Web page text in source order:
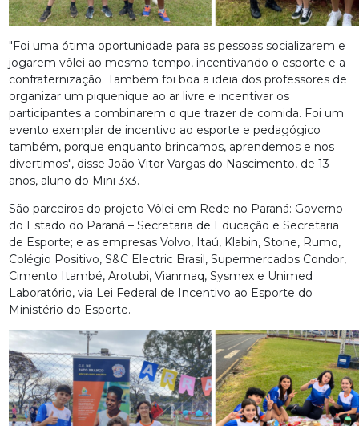
"Foi uma ótima oportunidade para as pessoas socializarem e
jogarem vôlei ao mesmo tempo, incentivando o esporte e a
confraternização. Também foi boa a ideia dos professores de
organizar um piquenique ao ar livre e incentivar os
participantes a combinarem o que trazer de comida. Foi um
evento exemplar de incentivo ao esporte e pedagógico
também, porque enquanto brincamos, aprendemos e nos
divertimos", disse João Vitor Vargas do Nascimento, de 13
anos, aluno do Mini 3x3.
São parceiros do projeto Vôlei em Rede no Paraná: Governo
do Estado do Paraná – Secretaria de Educação e Secretaria
de Esporte; e as empresas Volvo, Itaú, Klabin, Stone, Rumo,
Colégio Positivo, S&C Electric Brasil, Supermercados Condor,
Cimento Itambé, Arotubi, Vianmaq, Sysmex e Unimed
Laboratório, via Lei Federal de Incentivo ao Esporte do
Ministério do Esporte.